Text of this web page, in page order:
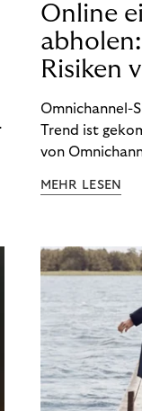
Online
Risiken
Omnichannel-
Trend ist
von
nicht mehr
online ein und
bietet zwar
Preis.
das also wert?
von BOPIS vor.
MEHR LESEN